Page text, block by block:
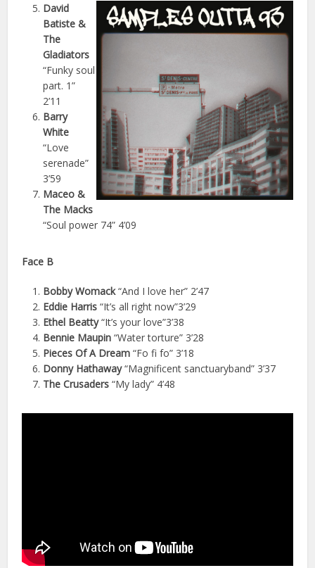
David
Batiste &
The
Gladiators
“Funky soul
part. 1”
2’11
Barry
White
“Love
serenade”
3’59
Maceo &
The Macks
“Soul power 74” 4’09
Face B
Bobby Womack“And I love her” 2’47
Eddie Harris “It’s all right now”3’29
Ethel Beatty“It’s your love”3’38
Bennie Maupin “Water torture” 3’28
Pieces Of A Dream “Fo fi fo” 3’18
Donny Hathaway“Magnificent sanctuaryband” 3’37
The Crusaders “My lady” 4’48